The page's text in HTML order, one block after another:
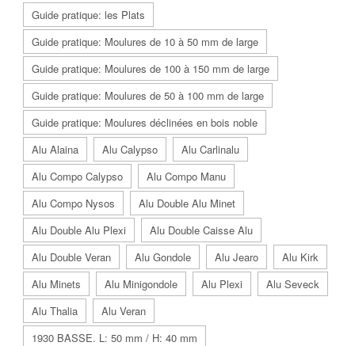
Guide pratique: les Plats
Guide pratique: Moulures de 10 à 50 mm de large
Guide pratique: Moulures de 100 à 150 mm de large
Guide pratique: Moulures de 50 à 100 mm de large
Guide pratique: Moulures déclinées en bois noble
Alu Alaina
Alu Calypso
Alu Carlinalu
Alu Compo Calypso
Alu Compo Manu
Alu Compo Nysos
Alu Double Alu Minet
Alu Double Alu Plexi
Alu Double Caisse Alu
Alu Double Veran
Alu Gondole Alu Jearo
Alu Kirk
Alu Minets
Alu Minigondole Alu Plexi
Alu Seveck
Alu Thalia
Alu Veran
1930 BASSE. L: 50 mm / H: 40 mm